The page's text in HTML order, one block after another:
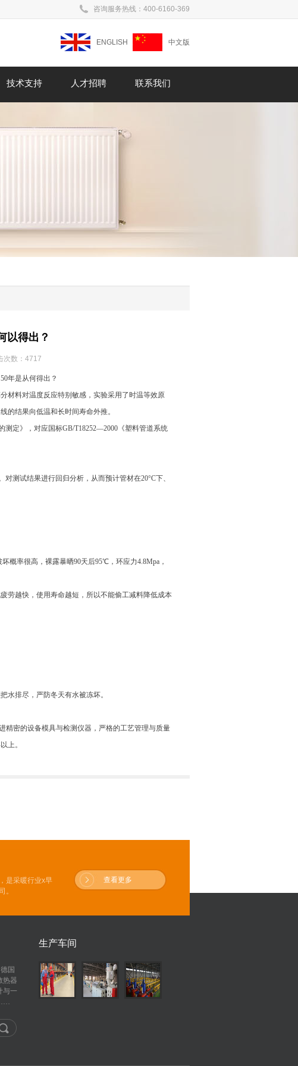
咨询服务热线：400-6160-369
ENGLISH 中文版
技术支持 人才招聘 联系我们
以得出？
次数：4717
年是从何得出？
材料对温度反应特别敏感，实验采用了时温等效原
的结果向低温和长时间寿命外推。
测定》，对应国标GB/T18252—2000《塑料管道系统
测试结果进行回归分析，从而预计管材在20°C下、
概率很高，裸露暴晒90天后95℃，环应力4.8Mpa，
劳越快，使用寿命越短，所以不能偷工减料降低成本
水排尽，严防冬天有水被冻坏。
精密的设备模具与检测仪器 ， 严格的工艺管理与质量
上。
是采暖行业x早
。
查看更多
国
热器
与一
生产车间